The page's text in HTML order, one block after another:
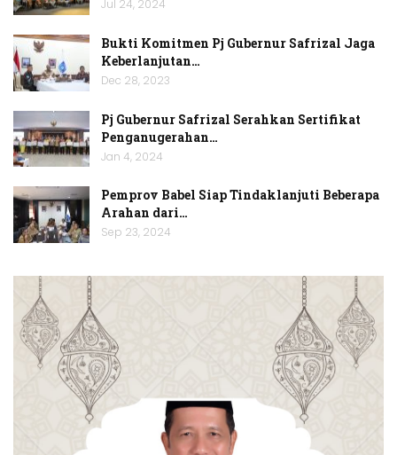
Jul 24, 2024
Bukti Komitmen Pj Gubernur Safrizal Jaga
Keberlanjutan…
Dec 28, 2023
Pj Gubernur Safrizal Serahkan Sertifikat
Penganugerahan…
Jan 4, 2024
Pemprov Babel Siap Tindaklanjuti Beberapa
Arahan dari…
Sep 23, 2024